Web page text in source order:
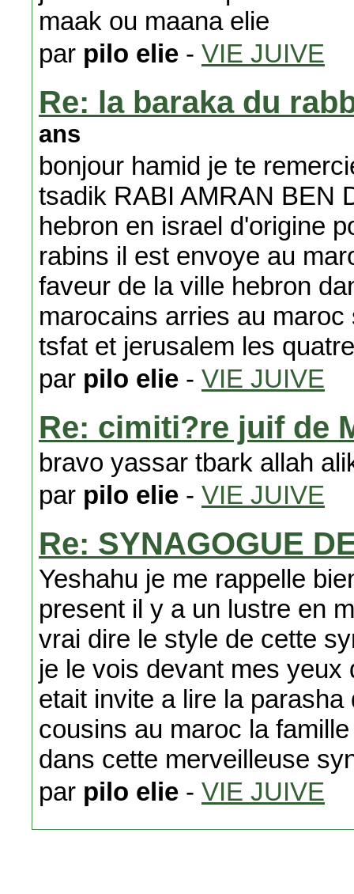
maak ou maana elie
par pilo elie - VIE JUIVE
Re: la baraka du
ans
bonjour hamid je te
tsadik RABI AMRAN BEN
hebron en israel d'origine
rabins il est envoye au
faveur de la ville hebron
marocains arries au
tsfat et jerusalem les
par pilo elie - VIE JUIVE
Re: cimiti?re juif de
bravo yassar tbark allah
par pilo elie - VIE JUIVE
Re: SYNAGOGUE
Yeshahu je me rappelle
present il y a un lustre en
vrai dire le style de cette
je le vois devant mes
etait invite a lire la
cousins au maroc la
dans cette merveilleuse
par pilo elie - VIE JUIVE